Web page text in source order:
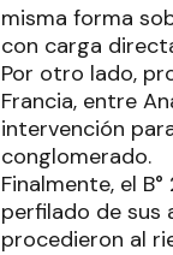
misma forma
con carga
Por otro lado,
Francia, entre
intervención
conglomerado.
Finalmente, el
perfilado de sus
procedieron al